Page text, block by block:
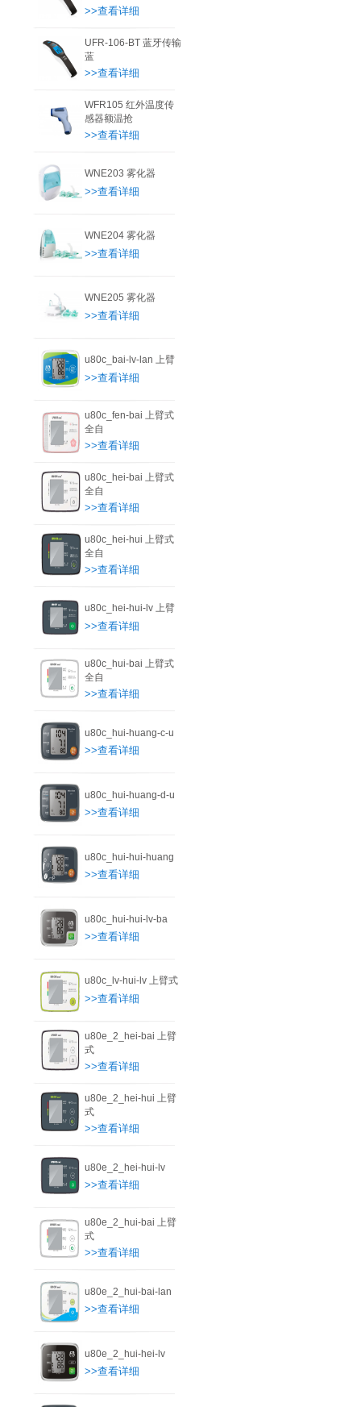
>>查看详细
UFR-106-BT 蓝牙传输
蓝
>>查看详细
WFR105 红外温度传
感器额温抢
>>查看详细
WNE203 雾化器
>>查看详细
WNE204 雾化器
>>查看详细
WNE205 雾化器
>>查看详细
u80c_bai-lv-lan 上臂
>>查看详细
u80c_fen-bai 上臂式
全自
>>查看详细
u80c_hei-bai 上臂式
全自
>>查看详细
u80c_hei-hui 上臂式
全自
>>查看详细
u80c_hei-hui-lv 上臂
>>查看详细
u80c_hui-bai 上臂式
全自
>>查看详细
u80c_hui-huang-c-u
>>查看详细
u80c_hui-huang-d-u
>>查看详细
u80c_hui-hui-huang
>>查看详细
u80c_hui-hui-lv-ba
>>查看详细
u80c_lv-hui-lv 上臂式
>>查看详细
u80e_2_hei-bai 上臂
式
>>查看详细
u80e_2_hei-hui 上臂
式
>>查看详细
u80e_2_hei-hui-lv
>>查看详细
u80e_2_hui-bai 上臂
式
>>查看详细
u80e_2_hui-bai-lan
>>查看详细
u80e_2_hui-hei-lv
>>查看详细